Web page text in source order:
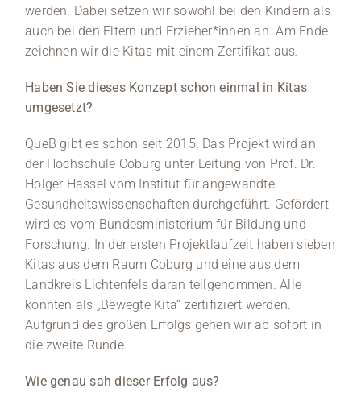
werden. Dabei setzen wir sowohl bei den Kindern als
auch bei den Eltern und Erzieher*innen an. Am Ende
zeichnen wir die Kitas mit einem Zertifikat aus.
Haben Sie dieses Konzept schon einmal in Kitas
umgesetzt?
QueB gibt es schon seit 2015. Das Projekt wird an
der Hochschule Coburg unter Leitung von Prof. Dr.
Holger Hassel vom Institut für angewandte
Gesundheitswissenschaften durchgeführt. Gefördert
wird es vom Bundesministerium für Bildung und
Forschung. In der ersten Projektlaufzeit haben sieben
Kitas aus dem Raum Coburg und eine aus dem
Landkreis Lichtenfels daran teilgenommen. Alle
konnten als „Bewegte Kita“ zertifiziert werden.
Aufgrund des großen Erfolgs gehen wir ab sofort in
die zweite Runde.
Wie genau sah dieser Erfolg aus?